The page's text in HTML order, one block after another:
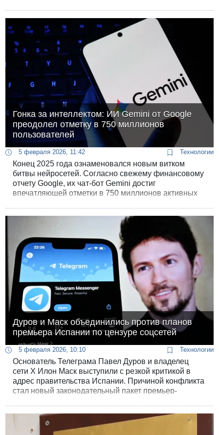
вместо человеческого труда.
Гонка за интеллектом: ИИ Gemini от Google
преодолел отметку в 750 миллионов
пользователей
5 февраля 2026, 11:42 Технологии
Конец 2025 года ознаменовался новым витком
битвы нейросетей. Согласно свежему финансовому
отчету Google, их чат-бот Gemini достиг
впечатляющей отметки в 750 миллионов активных
квартал назад у Gemini было 650 миллионов
Дуров и Маск объединились против планов
премьера Испании по цензуре соцсетей
5 февраля 2026, 10:10 Технологии
Основатель Телеграма Павел Дуров и владелец
сети X Илон Маск выступили с резкой критикой в
адрес правительства Испании. Причиной конфликта
стал новый законодательный пакет премьер-
деанонимизацию пользователей.